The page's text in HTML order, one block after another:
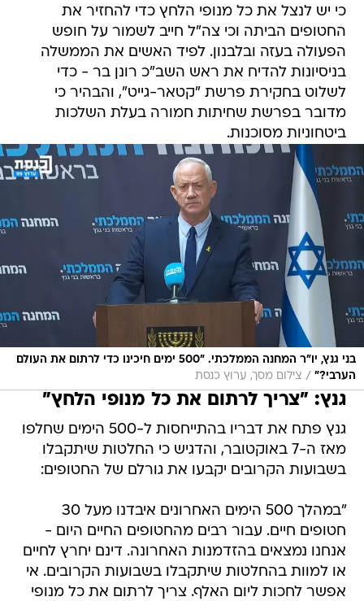
כי יש לנצל את כל מנופי הלחץ כדי להחזיר את
החטופים הביתה וכי צה"ל חייב לשמור על חופש
הפעולה בעזה ובלבנון. לפיד האשים את הממשלה
בניסיונות להדיח את ראש השב"כ רונן בר - כדי
לשלוט בחקירת פרשת "קטאר-גייט", והבהיר כי
מדובר בפרשת שחיתות חמורה בעלת השלכות
ביטחוניות מסוכנות.
בני גנץ, יו"ר המחנה הממלכתי. "500 ימים חיכינו כדי לרתום את העולם
הערבי?" / צילום מסך, ערוץ כנסת
גנץ: "צריך לרתום את כל מנופי הלחץ"
גנץ פתח את דבריו בהתייחסות ל-500 הימים שחלפו
מאז ה-7 באוקטובר, והדגיש כי החלטות שיתקבלו
בשבועות הקרובים יקבעו את גורלם של החטופים:
"במהלך 500 הימים האחרונים איבדנו מעל 30
חטופים חיים. עבור רבים מהחטופים החיים היום -
אנחנו נמצאים בהזדמנות האחרונה. דינם יחרץ לחיים
או למוות בהחלטות שיתקבלו בשבועות הקרובים. אי
אפשר לחכות ליום האלף. צריך לרתום את כל מנופי